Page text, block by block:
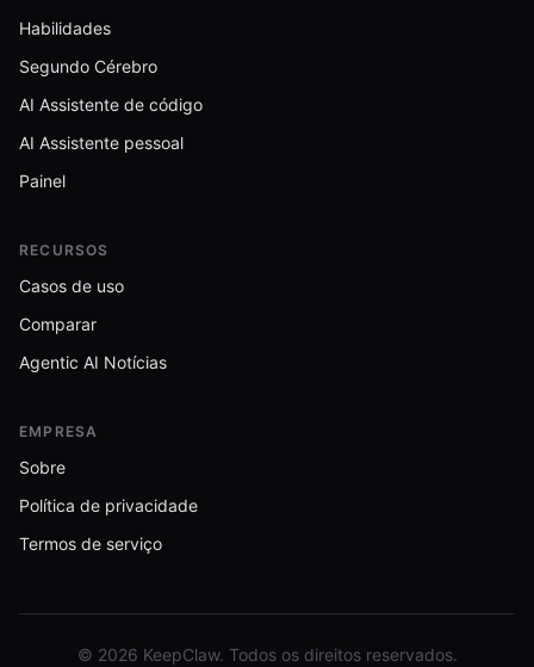
Habilidades
Segundo Cérebro
AI Assistente de código
AI Assistente pessoal
Painel
RECURSOS
Casos de uso
Comparar
Agentic AI Notícias
EMPRESA
Sobre
Política de privacidade
Termos de serviço
© 2026 KeepClaw. Todos os direitos reservados.